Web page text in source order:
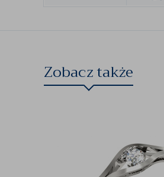
Zobacz także